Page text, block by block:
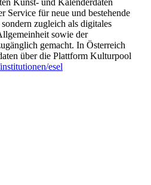
Service für neue und bestehende
zugleich als digitales
sowie der
gemacht. In Österreich
über die Plattform Kulturpool
esel